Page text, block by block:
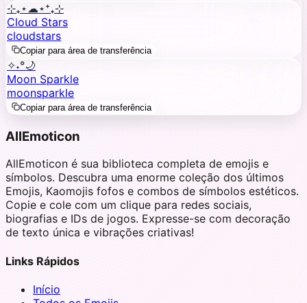
⊹₊⋆☁︎⋆⁺₊⊹
Cloud Stars
cloudstars
Copiar para área de transferência
✧˖°🌙
Moon Sparkle
moonsparkle
Copiar para área de transferência
AllEmoticon
AllEmoticon é sua biblioteca completa de emojis e
símbolos. Descubra uma enorme coleção dos últimos
Emojis, Kaomojis fofos e combos de símbolos estéticos.
Copie e cole com um clique para redes sociais,
biografias e IDs de jogos. Expresse-se com decoração
de texto única e vibrações criativas!
Links Rápidos
Início